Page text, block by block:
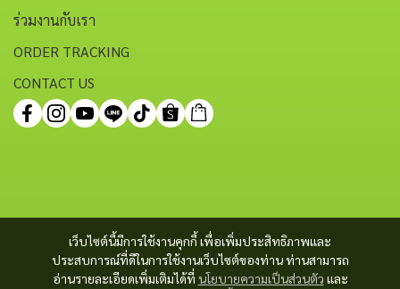
เว็บไซต์นี้มีการใช้งานคุกกี้ เพื่อเพิ่มประสิทธิภาพและ
ประสบการณ์ที่ดีในการใช้งานเว็บไซต์ของท่าน ท่านสามารถ
อ่านรายละเอียดเพิ่มเติมได้ที่ นโยบายความเป็นส่วนตัว และ
ร่วมงานกับเรา
ORDER TRACKING
CONTACT US